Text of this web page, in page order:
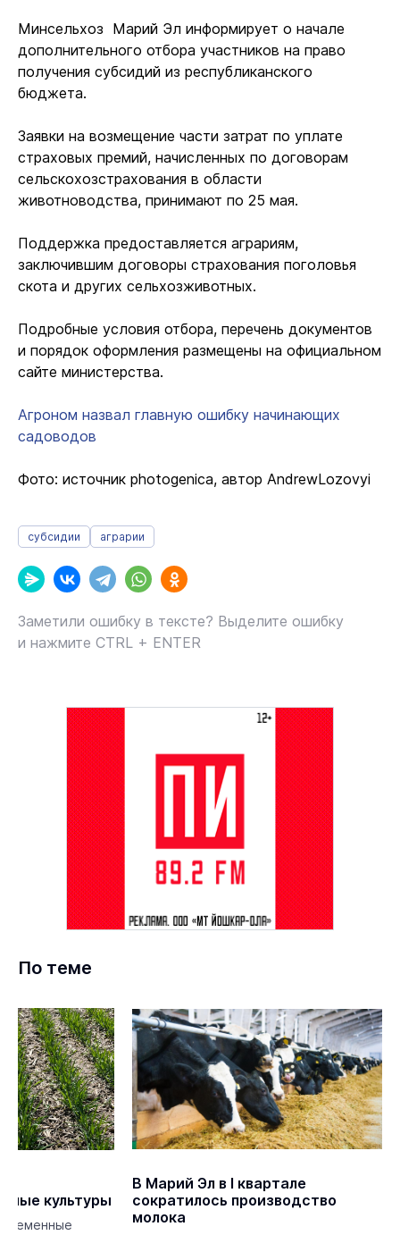
Минсельхоз Марий Эл информирует о начале
дополнительного отбора участников на право
получения субсидий из республиканского
бюджета.
Заявки на возмещение части затрат по уплате
страховых премий, начисленных по договорам
сельскохозстрахования в области
животноводства, принимают по 25 мая.
Поддержка предоставляется аграриям,
заключившим договоры страхования поголовья
скота и других сельхозживотных.
Подробные условия отбора, перечень документов
и порядок оформления размещены на официальном
сайте министерства.
Агроном назвал главную ошибку начинающих
садоводов
Фото: источник photogenica, автор AndrewLozovyi
субсидии аграрии
Заметили ошибку в тексте? Выделите ошибку
и нажмите CTRL + ENTER
По теме
культуры
В Марий Эл в I квартале
сократилось производство
молока